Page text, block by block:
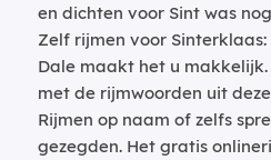
en dichten voor Sint was
Zelf rijmen voor
Dale maakt het u
met de rijmwoorden uit
Rijmen op naam of zelfs
gezegden. Het gratis